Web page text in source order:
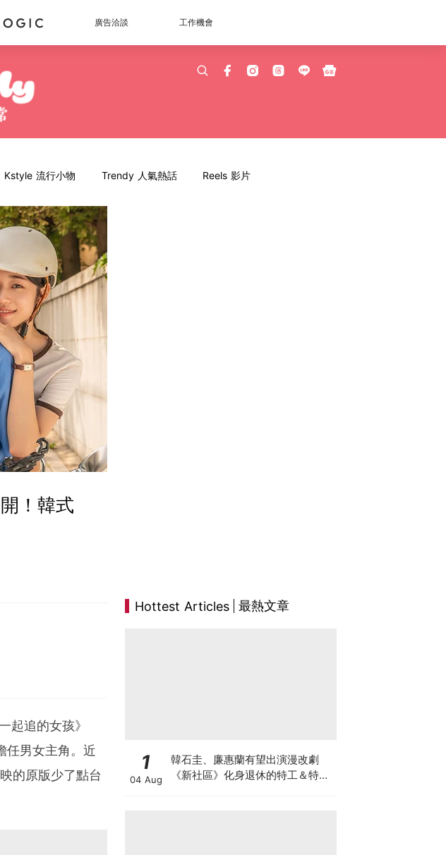
廣告洽談 工作機會
Kstyle 流行小物 Trendy 人氣熱話 Reels 影片
！韓式
起追的女孩》
任男女主角。近
的原版少了點台
Hottest Articles 最熱文章
1
04 Aug
韓石圭、廉惠蘭有望出演漫改劇
《新社區》化身退休的特工＆特種